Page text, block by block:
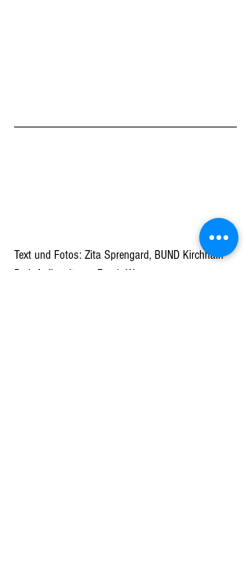
Text und Fotos: Zita Sprengard, BUND Kirchhain
Red. Aufbereitung: Frank Wagner